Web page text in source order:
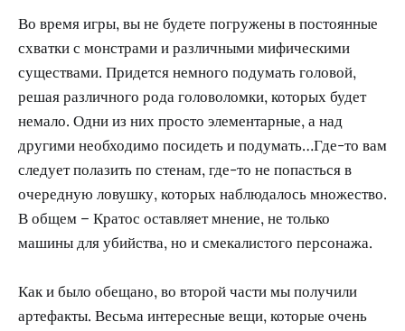
Во время игры, вы не будете погружены в постоянные
схватки с монстрами и различными мифическими
существами. Придется немного подумать головой,
решая различного рода головоломки, которых будет
немало. Одни из них просто элементарные, а над
другими необходимо посидеть и подумать…Где-то вам
следует полазить по стенам, где-то не попасться в
очередную ловушку, которых наблюдалось множество.
В общем – Кратос оставляет мнение, не только
машины для убийства, но и смекалистого персонажа.
Как и было обещано, во второй части мы получили
артефакты. Весьма интересные вещи, которые очень